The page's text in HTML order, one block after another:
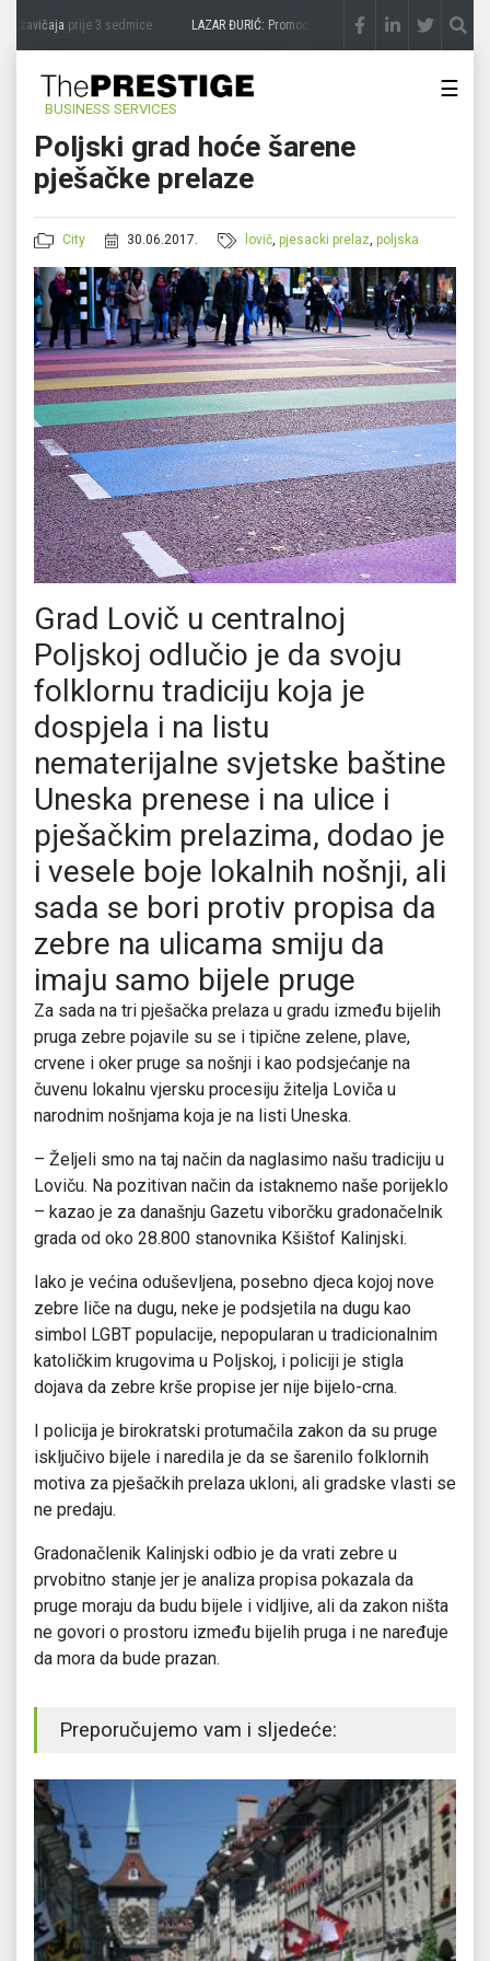
zavičajaprije 3 sedmice LAZAR ĐURIĆ: Promocija potencijal pretvara u destinaciju
BUSINESS SERVICES
☰
Poljski grad hoće šarene
pješačke prelaze
City 30.06.2017. lovič,pjesacki prelaz,poljska
Grad Lovič u centralnoj
Poljskoj odlučio je da svoju
folklornu tradiciju koja je
dospjela i na listu
nematerijalne svjetske baštine
Uneska prenese i na ulice i
pješačkim prelazima, dodao je
i vesele boje lokalnih nošnji, ali
sada se bori protiv propisa da
zebre na ulicama smiju da
imaju samo bijele pruge
Za sada na tri pješačka prelaza u gradu između bijelih
pruga zebre pojavile su se i tipične zelene, plave,
crvene i oker pruge sa nošnji i kao podsjećanje na
čuvenu lokalnu vjersku procesiju žitelja Loviča u
narodnim nošnjama koja je na listi Uneska.
– Željeli smo na taj način da naglasimo našu tradiciju u
Loviču. Na pozitivan način da istaknemo naše porijeklo
– kazao je za današnju Gazetu viborčku gradonačelnik
grada od oko 28.800 stanovnika Kšištof Kalinjski.
Iako je većina oduševljena, posebno djeca kojoj nove
zebre liče na dugu, neke je podsjetila na dugu kao
simbol LGBT populacije, nepopularan u tradicionalnim
katoličkim krugovima u Poljskoj, i policiji je stigla
dojava da zebre krše propise jer nije bijelo-crna.
I policija je birokratski protumačila zakon da su pruge
isključivo bijele i naredila je da se šarenilo folklornih
motiva za pješačkih prelaza ukloni, ali gradske vlasti se
ne predaju.
Gradonačlenik Kalinjski odbio je da vrati zebre u
prvobitno stanje jer je analiza propisa pokazala da
pruge moraju da budu bijele i vidljive, ali da zakon ništa
ne govori o prostoru između bijelih pruga i ne naređuje
da mora da bude prazan.
Preporučujemo vam i sljedeće: